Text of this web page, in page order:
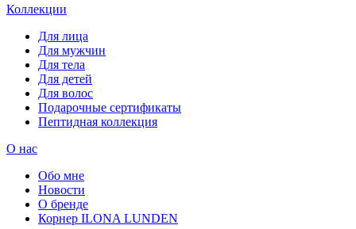
Коллекции
Для лица
Для мужчин
Для тела
Для детей
Для волос
Подарочные сертификаты
Пептидная коллекция
О нас
Обо мне
Новости
О бренде
Корнер ILONA LUNDEN